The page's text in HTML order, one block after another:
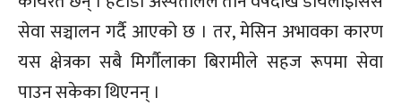
सेवा सञ्चालन गर्दै आएको छ । तर, मेसिन अभावका कारण
यस क्षेत्रका सबै मिर्गौलाका बिरामीले सहज रूपमा सेवा
पाउन सकेका थिएनन् ।